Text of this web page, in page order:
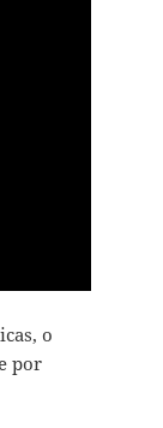
o
por